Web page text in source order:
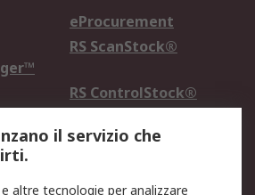
eProcurement
RS ScanStock®
RS ControlStock®
il servizio che
altre tecnologie per analizzare